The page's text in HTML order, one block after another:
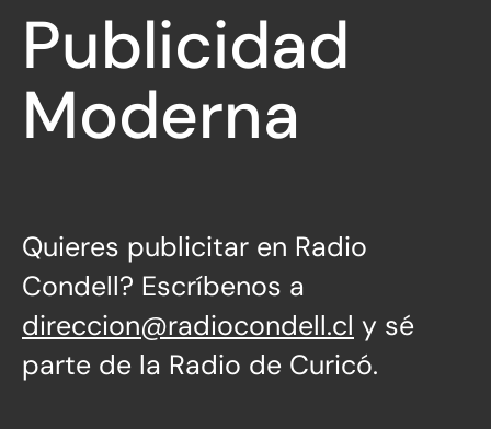
Publicidad
Moderna
Directa
Quieres publicitar en Radio
Condell? Escríbenos a
direccion@radiocondell.cl y sé
parte de la Radio de Curicó.